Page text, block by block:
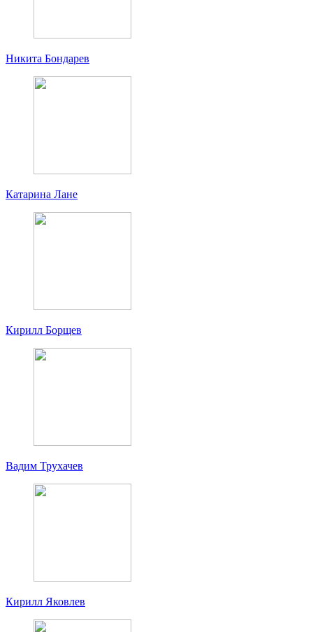
Никита Бондарев
Катарина Лане
Кирилл Борщев
Вадим Трухачев
Кирилл Яковлев